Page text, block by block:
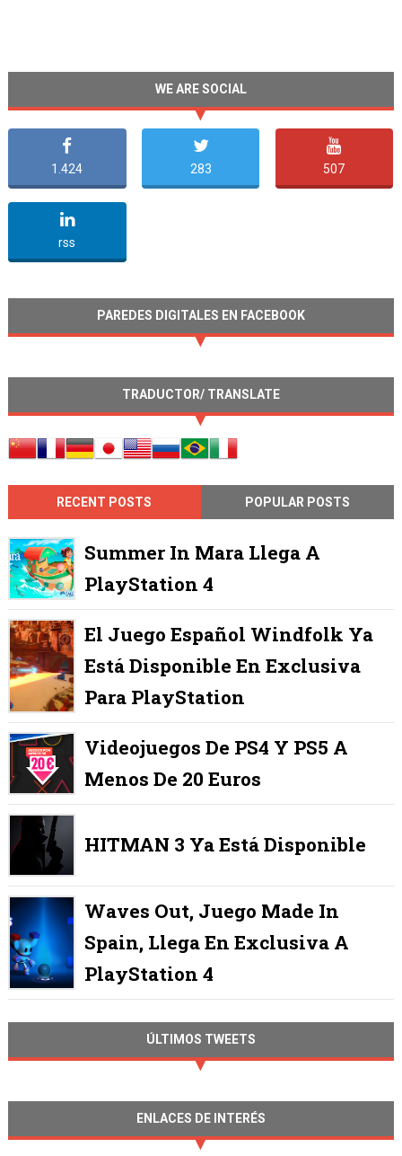
WE ARE SOCIAL
1.424 283 507
rss
PAREDES DIGITALES EN FACEBOOK
TRADUCTOR/ TRANSLATE
RECENT POSTS POPULAR POSTS
Summer In Mara Llega A
PlayStation 4
El Juego Español Windfolk Ya
Está Disponible En Exclusiva
Para PlayStation
Videojuegos De PS4 Y PS5 A
Menos De 20 Euros
HITMAN 3 Ya Está Disponible
Waves Out, Juego Made In
Spain, Llega En Exclusiva A
PlayStation 4
ÚLTIMOS TWEETS
ENLACES DE INTERÉS